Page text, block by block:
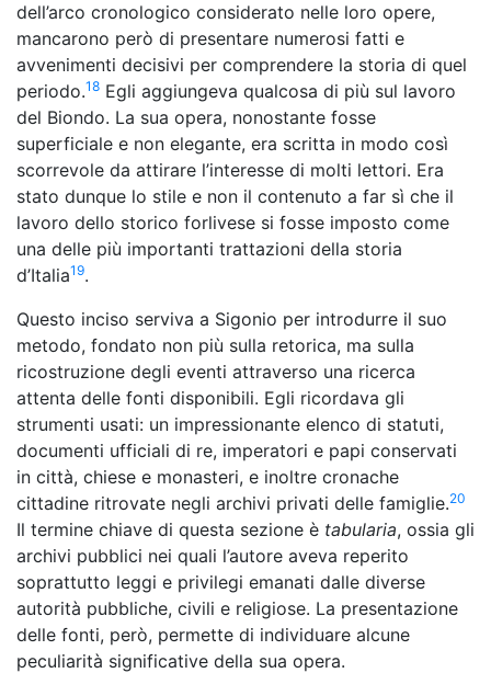
dell’arco cronologico considerato nelle loro opere,
mancarono però di presentare numerosi fatti e
avvenimenti decisivi per comprendere la storia di quel
periodo.18 Egli aggiungeva qualcosa di più sul lavoro
del Biondo. La sua opera, nonostante fosse
superficiale e non elegante, era scritta in modo così
scorrevole da attirare l’interesse di molti lettori. Era
stato dunque lo stile e non il contenuto a far sì che il
lavoro dello storico forlivese si fosse imposto come
una delle più importanti trattazioni della storia
d’Italia19.
Questo inciso serviva a Sigonio per introdurre il suo
metodo, fondato non più sulla retorica, ma sulla
ricostruzione degli eventi attraverso una ricerca
attenta delle fonti disponibili. Egli ricordava gli
strumenti usati: un impressionante elenco di statuti,
documenti ufficiali di re, imperatori e papi conservati
in città, chiese e monasteri, e inoltre cronache
cittadine ritrovate negli archivi privati delle famiglie.20
Il termine chiave di questa sezione è tabularia, ossia gli
archivi pubblici nei quali l’autore aveva reperito
soprattutto leggi e privilegi emanati dalle diverse
autorità pubbliche, civili e religiose. La presentazione
delle fonti, però, permette di individuare alcune
peculiarità significative della sua opera.